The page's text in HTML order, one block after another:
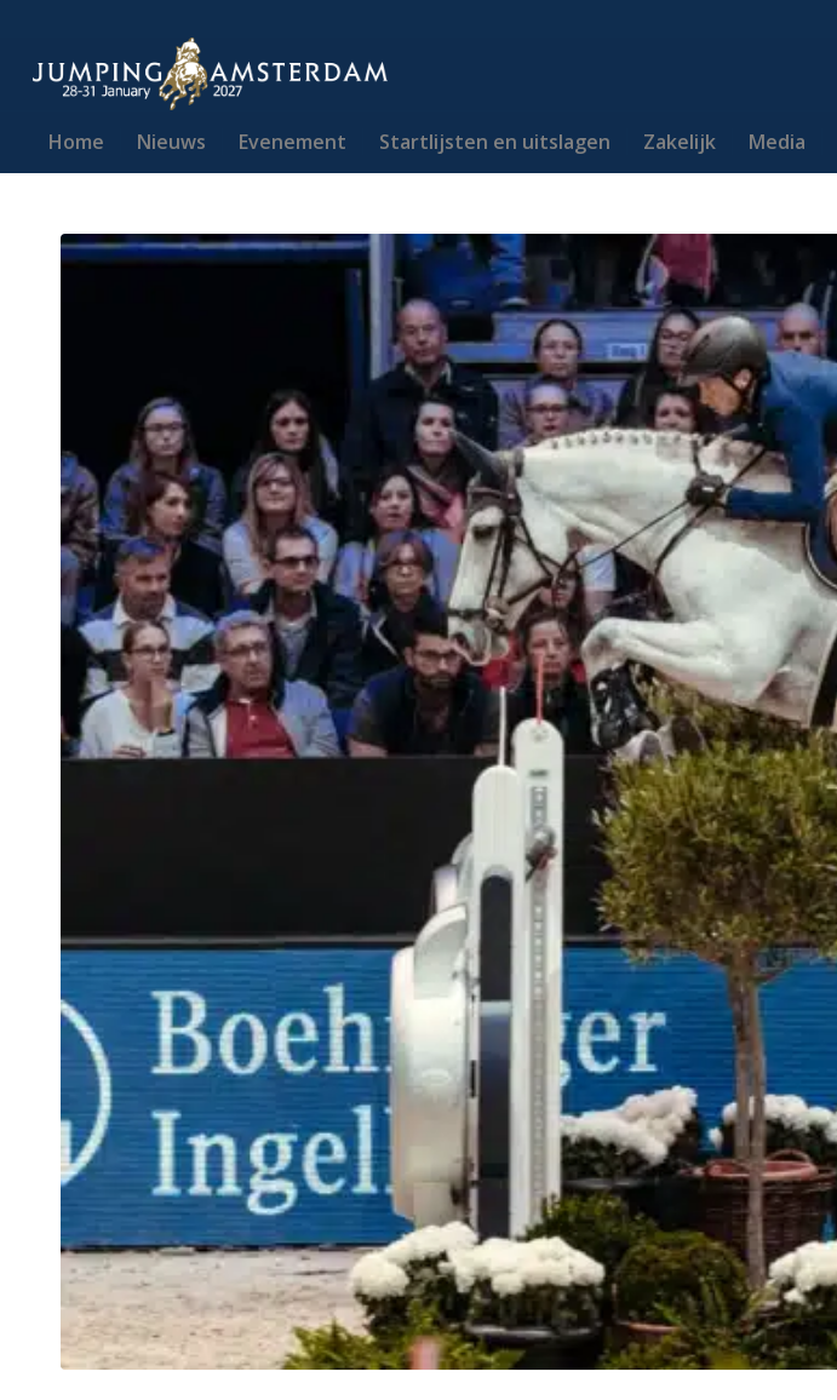
Home Nieuws Evenement Startlijsten en uitslagen Zakelijk Media